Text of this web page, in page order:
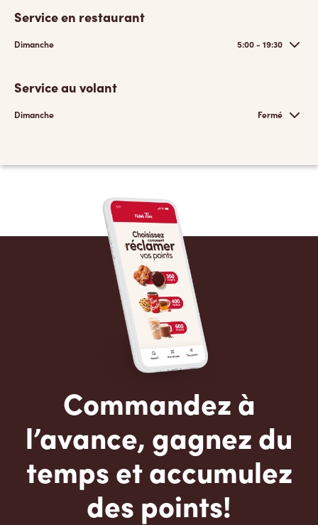
Service en restaurant
Dimanche 5:00 - 19:30
Service au volant
Dimanche Fermé
Commandez à
l’avance, gagnez du
temps et accumulez
des points!